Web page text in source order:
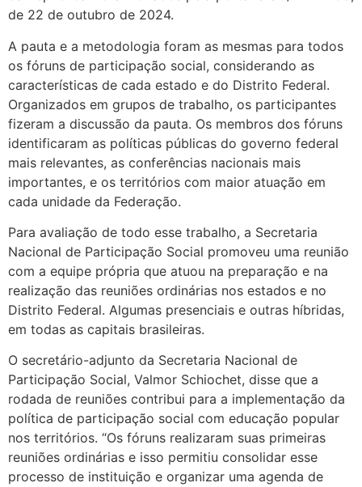
de 22 de outubro de 2024.
A pauta e a metodologia foram as mesmas para todos
os fóruns de participação social, considerando as
características de cada estado e do Distrito Federal.
Organizados em grupos de trabalho, os participantes
fizeram a discussão da pauta. Os membros dos fóruns
identificaram as políticas públicas do governo federal
mais relevantes, as conferências nacionais mais
importantes, e os territórios com maior atuação em
cada unidade da Federação.
Para avaliação de todo esse trabalho, a Secretaria
Nacional de Participação Social promoveu uma reunião
com a equipe própria que atuou na preparação e na
realização das reuniões ordinárias nos estados e no
Distrito Federal. Algumas presenciais e outras híbridas,
em todas as capitais brasileiras.
O secretário-adjunto da Secretaria Nacional de
Participação Social, Valmor Schiochet, disse que a
rodada de reuniões contribui para a implementação da
política de participação social com educação popular
nos territórios. “Os fóruns realizaram suas primeiras
reuniões ordinárias e isso permitiu consolidar esse
processo de instituição e organizar uma agenda de